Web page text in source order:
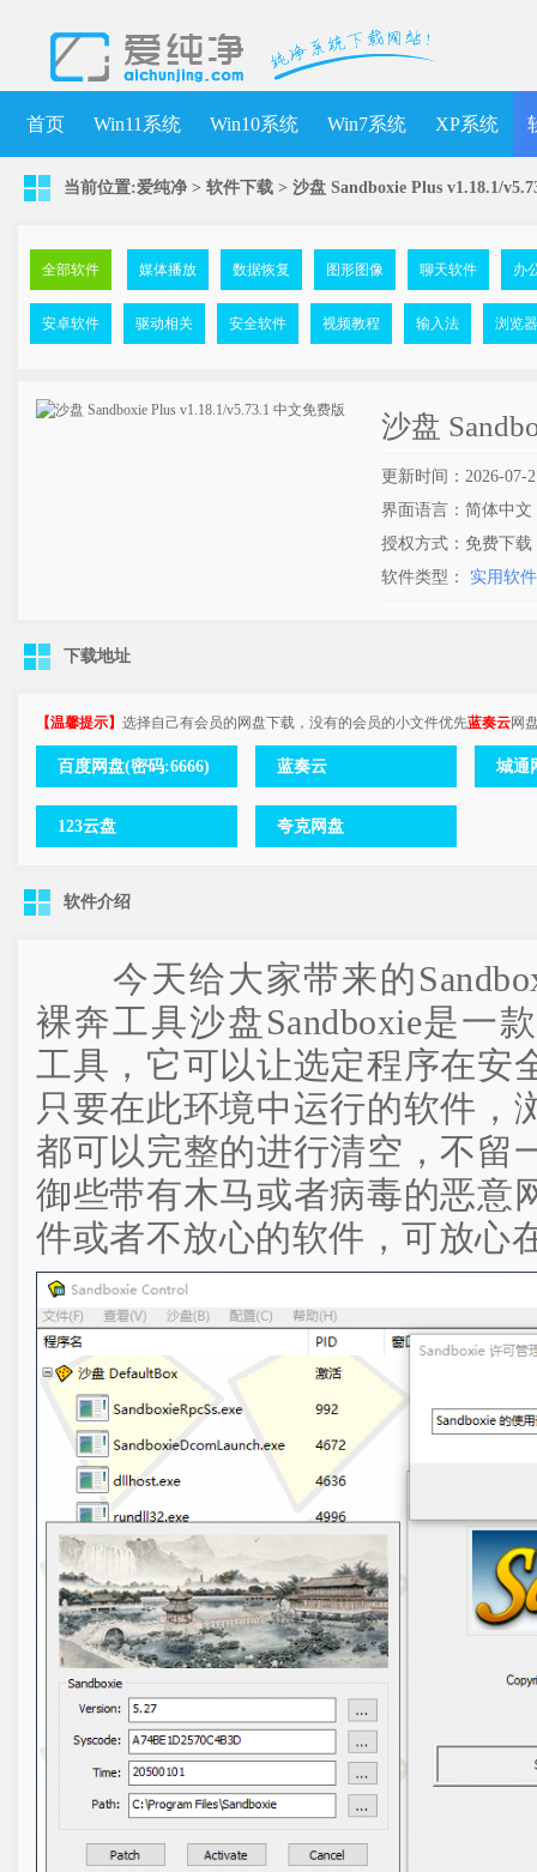
首页 Win11系统 Win10系统 Win7系统 XP系统
当前位置:爱纯净 > 软件下载 > 沙盘 Sandboxie Plus v1.18.1/
全部软件 媒体播放 数据恢复 图形图像 聊天软件 办
安卓软件 驱动相关 安全软件 视频教程 输入法 浏览器
沙盘
更新时间：2026-07-
界面语言：简体中文
授权方式：免费下载
软件类型： 实用软件
下载地址
【温馨提示】 选择自己有会员的网盘下载，没有的会员的小文件优先蓝奏云网
百度网盘(密码:6666) 蓝奏云 城通
123云盘 夸克网盘
软件介绍
今天给大家带来的
裸奔工具沙盘Sandboxie是一
工具，它可以让选定程序在安
只要在此环境中运行的软件，
都可以完整的进行清空，不留
御些带有木马或者病毒的恶意
件或者不放心的软件，可放心